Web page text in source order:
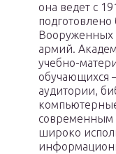
она ведет с
Вооруженных
армий.
учебно-
обучающихся
аудитории,
современным
широко